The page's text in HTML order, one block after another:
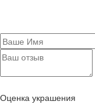
Оценка украшения